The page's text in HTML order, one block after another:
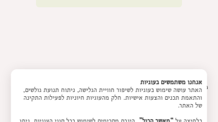
מדיניות החזרת מוצרים
אנחנו משתמשים בעוגיות
האתר עושה שימוש בעוגיות לשיפור חוויית הגלישה, ניתוח תנועת גולשים,
והתאמת תכנים והצעות אישיות. חלק מהעוגיות חיוניות לפעילות התקינה
של האתר.